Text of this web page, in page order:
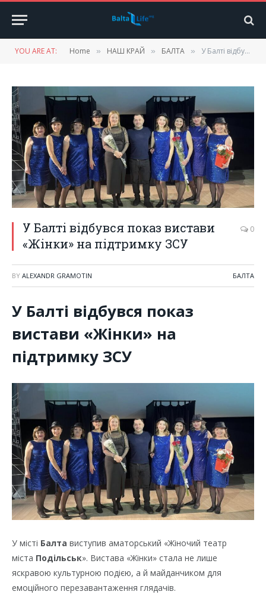
YOU ARE AT: Home » НАШ КРАЙ » БАЛТА » У Балті відбувся показ вистави «Жінки» на підтримку ЗСУ
У Балті відбувся показ вистави
«Жінки» на підтримку ЗСУ
0
BY ALEXANDR GRAMOTIN БАЛТА
У Балті відбувся показ
вистави «Жінки» на
підтримку ЗСУ
У місті Балта виступив аматорський «Жіночий театр
міста Подільськ». Вистава «Жінки» стала не лише
яскравою культурною подією, а й майданчиком для
емоційного перезавантаження глядачів.